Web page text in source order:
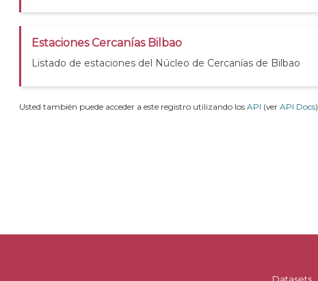
Estaciones Cercanías Bilbao
Listado de estaciones del Núcleo de Cercanías de Bilbao
Usted también puede acceder a este registro utilizando los API (ver API Docs).
Datasets